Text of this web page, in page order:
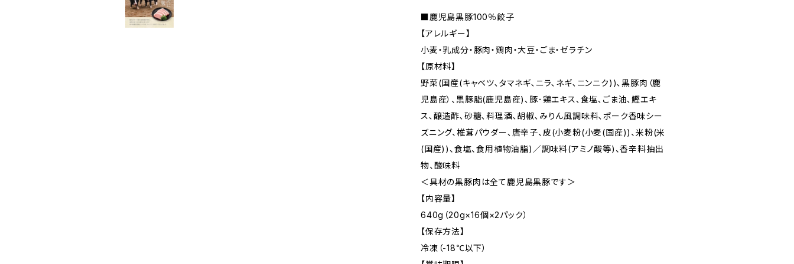
■鹿児島黒豚100％餃子
【アレルギー】
小麦・乳成分・豚肉・鶏肉・大豆・ごま・ゼラチン
【原材料】
野菜(国産(キャベツ､タマネギ､ニラ､ネギ､ニンニク))､黒豚肉（鹿
児島産）、黒豚脂(鹿児島産)､豚･鶏エキス､食塩､ごま油､鰹エキ
ス､醸造酢､砂糖､料理酒､胡椒､みりん風調味料､ポーク香味シー
ズニング、椎茸パウダー､唐辛子、皮(小麦粉(小麦(国産))、米粉(米
(国産))、食塩、食用植物油脂)／調味料(アミノ酸等)、香辛料抽出
物、酸味料
＜具材の黒豚肉は全て鹿児島黒豚です＞
【内容量】
640g（20g×16個×2パック）
【保存方法】
冷凍（-18℃以下）